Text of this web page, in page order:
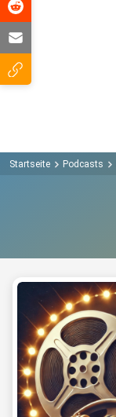
Startseite Podcasts